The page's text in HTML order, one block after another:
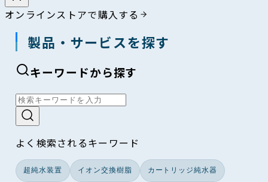
オンラインストアで購入する
製品・サービスを探す
キーワードから探す
よく検索されるキーワード
超純水装置 イオン交換樹脂 カートリッジ純水器